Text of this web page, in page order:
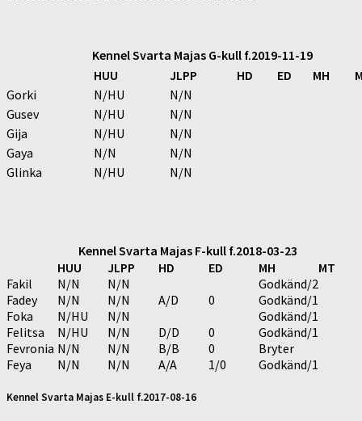
Kennel Svarta Majas G-kull f.2019-11-19
HUU
JLPP HD ED MH
Gorki
N/HU
N/N
Gusev
N/HU
N/N
Gija
N/HU
N/N
Gaya
N/N
N/N
Glinka
N/HU N/N
Kennel Svarta Majas F-kull f.2018-03-23
HUU
JLPP HD ED MH
MT
Fakil
N/N N/N
Godkänd/2
Fadey
N/N N/N A/D 0
Godkänd/1
Foka
N/HU N/N
Godkänd/1
Felitsa
N/HU N/N D/D 0
Godkänd/1
Fevronia N/N N/N B/B 0
Bryter
Feya
N/N N/N A/A 1/0 Godkänd/1
Kennel Svarta Majas E-kull f.2017-08-16